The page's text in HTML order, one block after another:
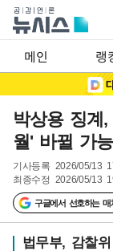
메인 랭
박상용 징계
월' 바뀔 가
기사등록 2026/05/13
최종수정 2026/05/13
구글에서 선호하는 매
법무부, 감찰